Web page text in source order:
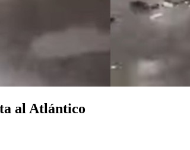
al Atlántico